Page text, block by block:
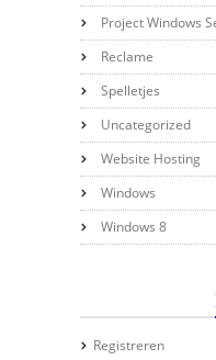
Project Windows
Reclame
Spelletjes
Uncategorized
Website Hosting
Windows
Windows 8
Registreren